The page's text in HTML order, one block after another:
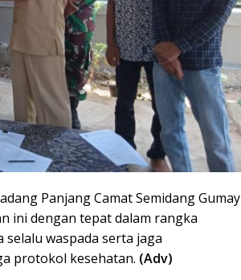
Panjang Camat Semidang Gumay
ini dengan tepat dalam rangka
waspada serta jaga
protokol kesehatan. (Adv)